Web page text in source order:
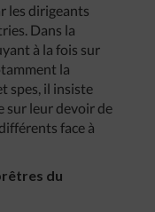
les dirigeants
Dans la
à la fois sur
la
spes, il insiste
sur leur devoir de
face à
du